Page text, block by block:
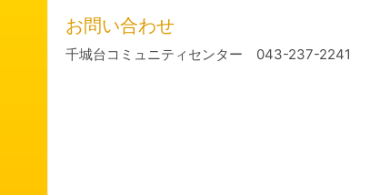
お問い合わせ
千城台コミュニティセンター 043-237-2241